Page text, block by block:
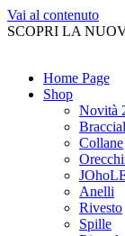
Vai al contenuto
SCOPRI LA
Home Page
Shop
Novità
Collane
Anelli
Rivesto
Spille